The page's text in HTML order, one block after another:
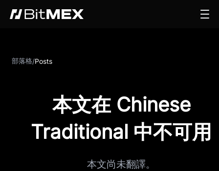
部落格/Posts
本文在 Chinese
Traditional 中不可用
本文尚未翻譯。